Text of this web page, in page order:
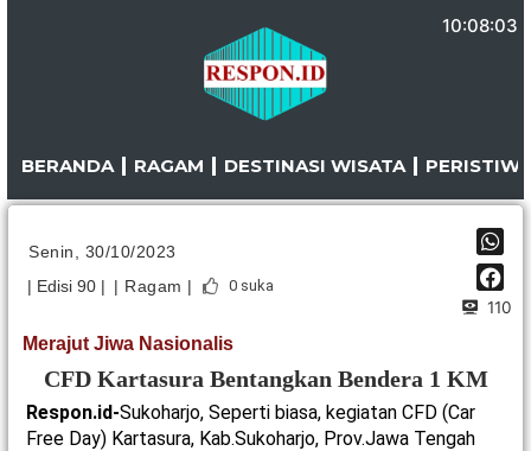
10:08:03
BERANDA RAGAM DESTINASI WISATA PERISTIWA
Senin, 30/10/2023
| Edisi 90 | | Ragam | 0suka
110
Merajut Jiwa Nasionalis
CFD Kartasura Bentangkan Bendera 1 KM
Respon.id-Sukoharjo, Seperti biasa, kegiatan CFD (Car
Free Day) Kartasura, Kab.Sukoharjo, Prov.Jawa Tengah